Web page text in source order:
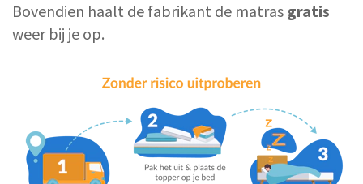
Bovendien haalt de fabrikant de matras gratis
weer bij je op.